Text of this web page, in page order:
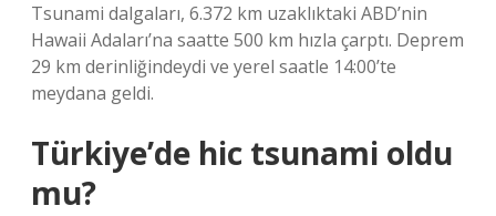
Tsunami dalgaları, 6.372 km uzaklıktaki ABD’nin
Hawaii Adaları’na saatte 500 km hızla çarptı. Deprem
29 km derinliğindeydi ve yerel saatle 14:00’te
meydana geldi.
Türkiye’de hic tsunami oldu
mu?